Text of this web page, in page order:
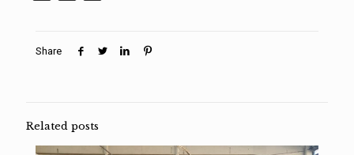
Share
Related posts